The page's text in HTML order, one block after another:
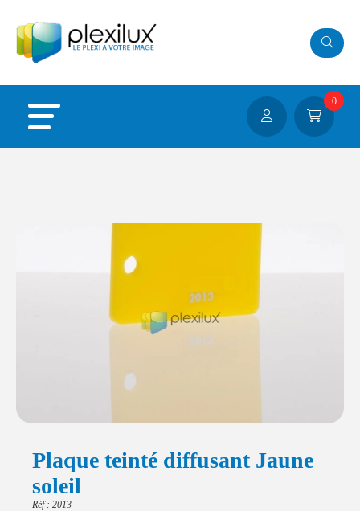
0
Plaque teinté diffusant Jaune
soleil
Réf : 2013